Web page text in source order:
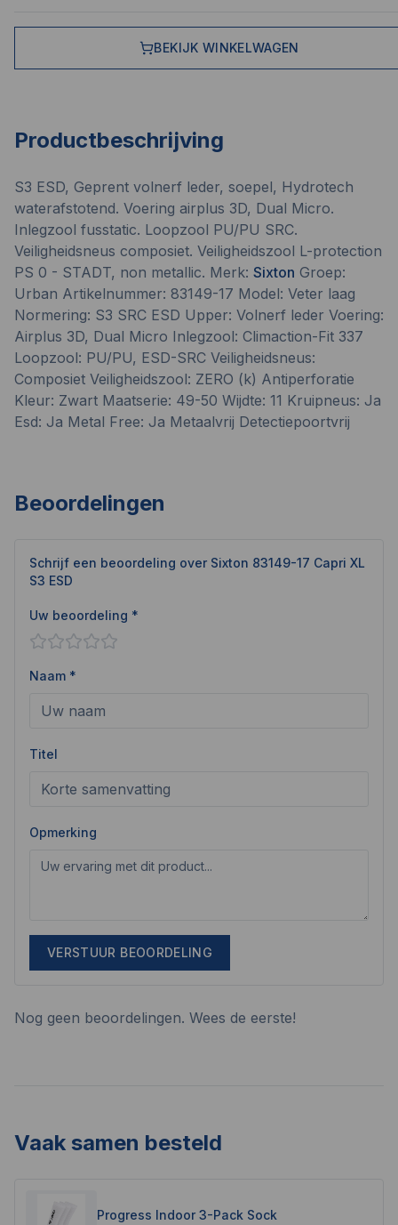
BEKIJK WINKELWAGEN
Productbeschrijving
S3 ESD, Geprent volnerf leder, soepel, Hydrotech
waterafstotend. Voering airplus 3D, Dual Micro.
Inlegzool fusstatic. Loopzool PU/PU SRC.
Veiligheidsneus composiet. Veiligheidszool L-protection
PS 0 - STADT, non metallic. Merk: Sixton Groep:
Urban Artikelnummer: 83149-17 Model: Veter laag
Normering: S3 SRC ESD Upper: Volnerf leder Voering:
Airplus 3D, Dual Micro Inlegzool: Climaction-Fit 337
Loopzool: PU/PU, ESD-SRC Veiligheidsneus:
Composiet Veiligheidszool: ZERO (k) Antiperforatie
Kleur: Zwart Maatserie: 49-50 Wijdte: 11 Kruipneus: Ja
Esd: Ja Metal Free: Ja Metaalvrij Detectiepoortvrij
Beoordelingen
Schrijf een beoordeling over Sixton 83149-17 Capri XL
S3 ESD
Uw beoordeling *
Naam *
Titel
Opmerking
VERSTUUR BEOORDELING
Nog geen beoordelingen. Wees de eerste!
Vaak samen besteld
Progress Indoor 3-Pack Sock